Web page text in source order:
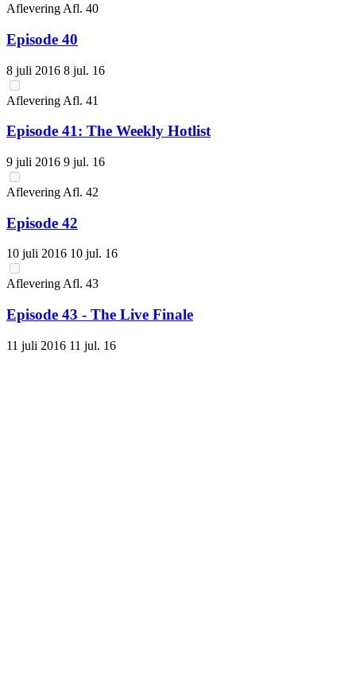
Aflevering Afl. 40
Episode 40
8 juli 2016 8 jul. 16
Aflevering Afl. 41
Episode 41: The Weekly Hotlist
9 juli 2016 9 jul. 16
Aflevering Afl. 42
Episode 42
10 juli 2016 10 jul. 16
Aflevering Afl. 43
Episode 43 - The Live Finale
11 juli 2016 11 jul. 16